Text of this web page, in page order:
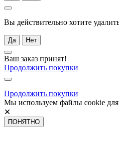
Вы действительно хотите
Да Нет
Ваш заказ принят!
Продолжить покупки
Продолжить покупки
Мы используем файлы cookie для
✕
ПОНЯТНО